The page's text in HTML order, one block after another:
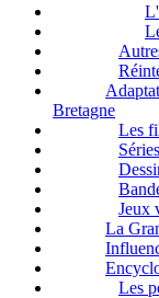
Bretagne
Les
Jeux
La
Les